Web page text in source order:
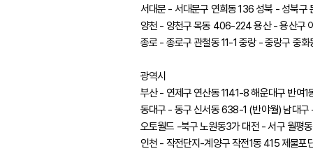
서대문 - 서대문구 연희동 136 성북 - 성북
양천 - 양천구 목동 406-224 용산 - 용산구
종로 - 종로구 관철동 11-1 중랑 - 중랑구 중
광역시
부산 - 연제구 연산동 1141-8 해운대구 반여
동대구 - 동구 신서동 638-1 (반야월) 남대
오토월드 -북구 노원동3가 대전 - 서구 월평
인천 - 작전단지-계양구 작전1동 415 제물